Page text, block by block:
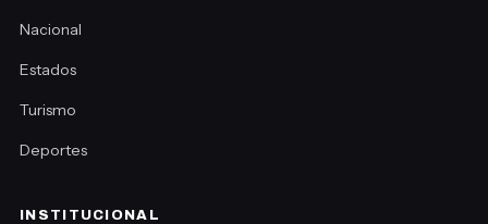
Nacional
Estados
Turismo
Deportes
INSTITUCIONAL